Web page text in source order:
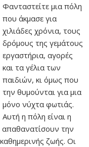
Φανταστείτε μια πόλη
που άκμασε για
χιλιάδες χρόνια, τους
δρόμους της γεμάτους
εργαστήρια, αγορές
και τα γέλια των
παιδιών, κι όμως που
την θυμούνται για μια
μόνο νύχτα φωτιάς.
Αυτή η πόλη είναι η
την
ζωής. Οι